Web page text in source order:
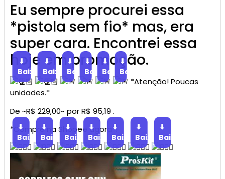
Eu sempre procurei essa
*pistola sem fio* mas, era
super cara. Encontrei essa
hoje em promoção.
⬇
Baixar
⬇
Baixar
⬇
Baixar
⬇
Baixar
⬇
Baixar
⬇
Baixar
*Atenção! Poucas
unidades.*
De ~R$ 229,00~ por R$ 95,19 .
*Compre na Shopee agora*!
⬇
Baixar
⬇
Baixar
⬇
Baixar
⬇
Baixar
⬇
Baixar
⬇
Baixar
⬇
Baixar